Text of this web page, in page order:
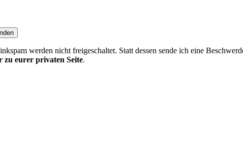
werden nicht freigeschaltet. Statt dessen sende ich eine
zu eurer privaten Seite.